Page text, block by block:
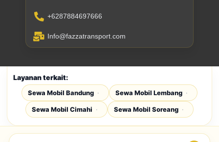
+6287884697666
Info@fazzatransport.com
Layanan terkait:
Sewa Mobil Bandung Sewa Mobil Lembang
Sewa Mobil Cimahi Sewa Mobil Soreang